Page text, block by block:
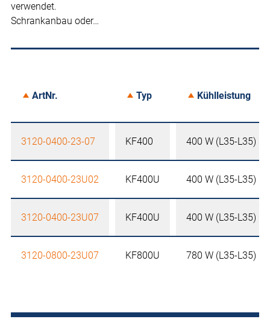
verwendet.
Schrankanbau oder…
ArtNr. Typ Kühlleistung
3120-0400-23-07 KF400 400 W (L35-L35)
3120-0400-23U02 KF400U 400 W (L35-L35)
3120-0400-23U07 KF400U 400 W (L35-L35)
3120-0800-23U07 KF800U 780 W (L35-L35)